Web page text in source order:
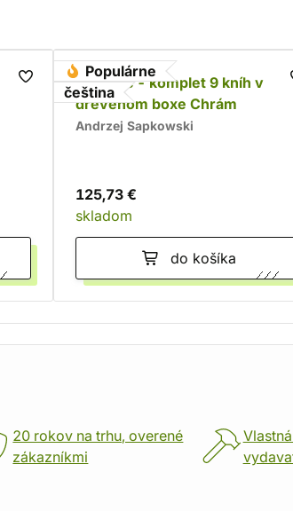
Populárne
čeština
Zaklínač - komplet 9 kníh v
drevenom boxe Chrám
Andrzej Sapkowski
125,73 €
skladom
do košíka
20 rokov na trhu, overené
zákazníkmi